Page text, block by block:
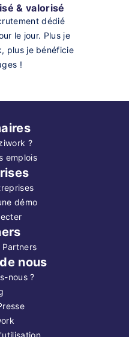
& valorisé
dédié
le jour. Plus je
plus je bénéficie
!
?
emplois
démo
Partners
nous
nous ?